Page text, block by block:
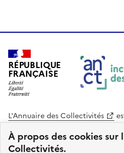
À propos des cookies sur
Collectivités.
RÉPUBLIQUE
FRANÇAISE
L'Annuaire des Collectivités
des Territoires
Cohésion des Territoires
. Le